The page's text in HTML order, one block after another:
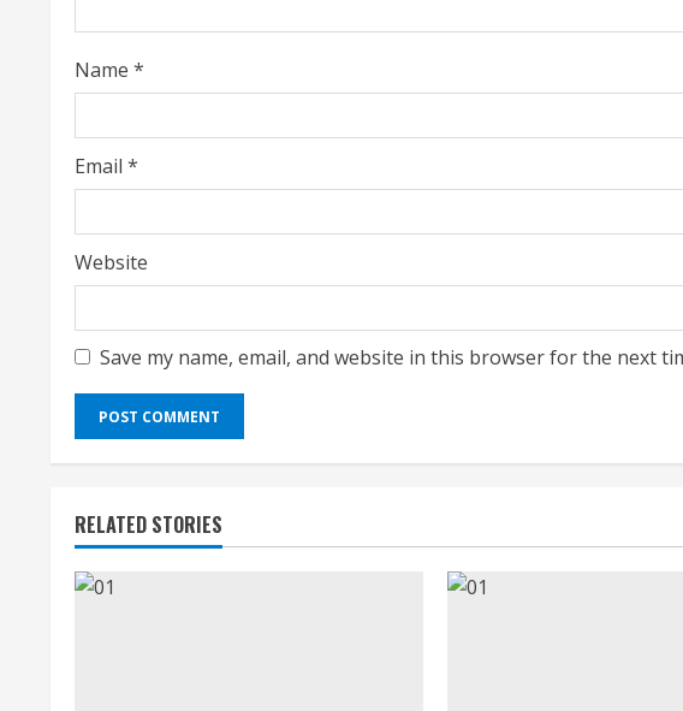
d
i
n
g
Name *
Email *
Website
Save my name, email, and website in this browser for the next
RELATED STORIES